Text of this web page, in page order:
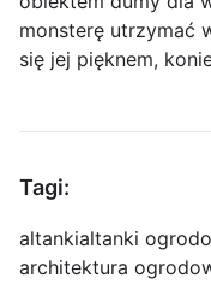
monsterę utrzymać
się jej pięknem,
Tagi:
altankialtanki
architektura